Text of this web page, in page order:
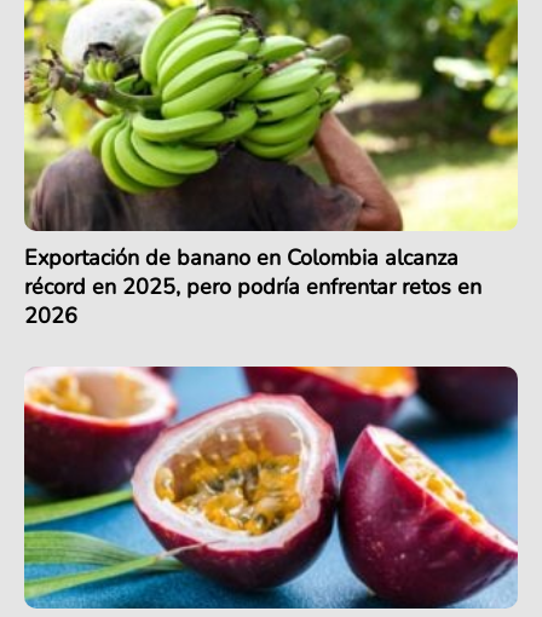
Exportación de banano en Colombia alcanza
récord en 2025, pero podría enfrentar retos en
2026